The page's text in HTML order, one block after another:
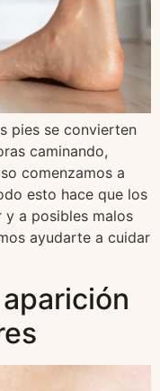
pies se convierten
caminando,
comenzamos a
esto hace que los
y a posibles malos
ayudarte a cuidar